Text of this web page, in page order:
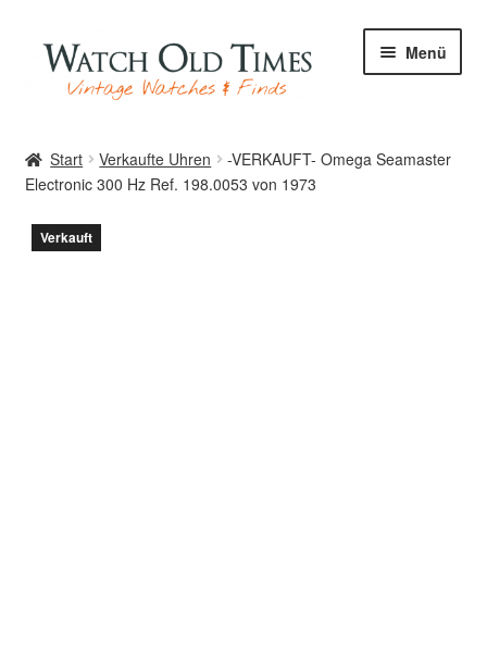
Zur
Navigation
springen
Zum
Inhalt
springen
Menü
Uhren
Start Verkaufte Uhren
-VERKAUFT- Omega Seamaster
Electronic 300 Hz Ref. 198.0053 von 1973
Verkauft